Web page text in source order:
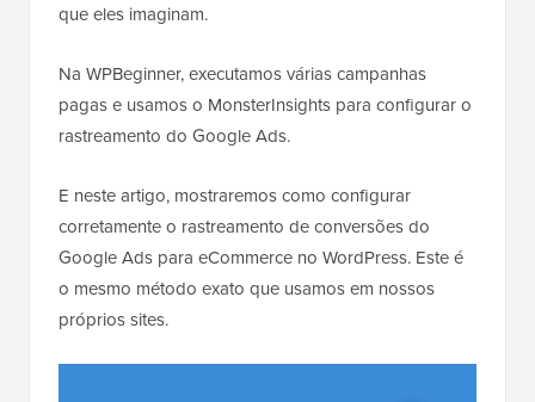
que eles imaginam.
Na WPBeginner, executamos várias campanhas
pagas e usamos o MonsterInsights para configurar o
rastreamento do Google Ads.
E neste artigo, mostraremos como configurar
corretamente o rastreamento de conversões do
Google Ads para eCommerce no WordPress. Este é
o mesmo método exato que usamos em nossos
próprios sites.